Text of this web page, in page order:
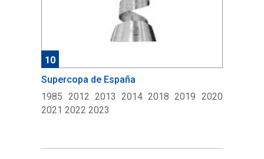
10
Supercopa de España
1985 2012 2013 2014 2018 2019 2020
2021 2022 2023